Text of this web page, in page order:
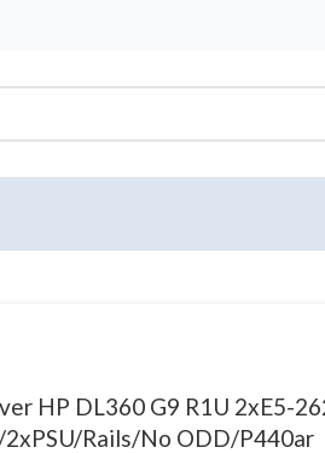
HP DL360 G9 R1U 2xE5-
Rails/No ODD/P440ar